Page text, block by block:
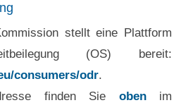
stellt eine Plattform
(OS) bereit:
consumers/odr.
finden Sie obenim